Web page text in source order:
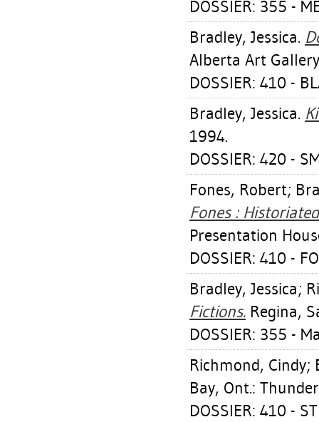
DOSSIER: 355 -
Bradley, Jessica.
Alberta Art
DOSSIER: 410 -
Bradley, Jessica.
1994.
DOSSIER: 420 -
Fones, Robert;
Fones :
Presentation
DOSSIER: 410 -
Bradley, Jessica;
Fictions. Regina,
DOSSIER: 355 -
Richmond, Cindy;
Bay, Ont.:
DOSSIER: 410 -